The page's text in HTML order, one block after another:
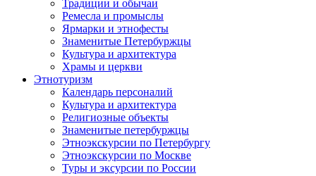
Традиции и обычаи
Ремесла и промыслы
Ярмарки и этнофесты
Знаменитые Петербуржцы
Культура и архитектура
Храмы и церкви
Этнотуризм
Календарь персоналий
Культура и архитектура
Религиозные объекты
Знаменитые петербуржцы
Этноэкскурсии по Петербургу
Этноэкскурсии по Москве
Туры и эксурсии по России